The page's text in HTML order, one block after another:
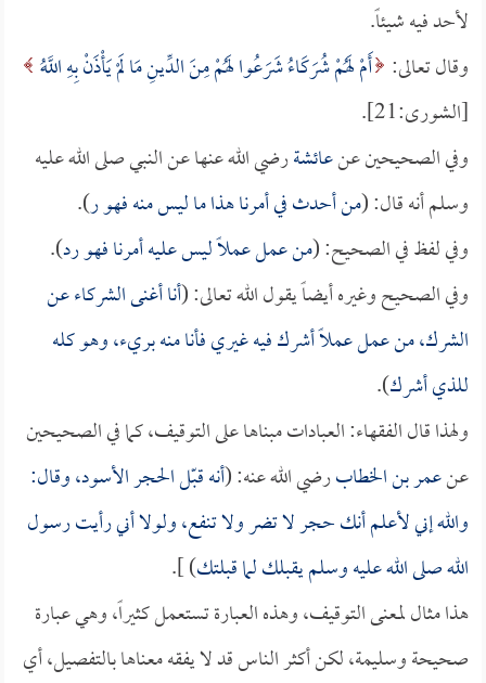
لأحد فيه شيئاً.
وقال تعالى: أَمْ لَهُمْ شُرَكَاءُ شَرَعُوا لَهُمْ مِنَ الدِّينِ مَا لَمْ يَأْذَنْ بِهِ اللَّهُ
[الشورى:21].
وفي الصحيحين عنعائشةرضي الله عنها عن النبي صلى الله عليه
وسلم أنه قال: (من أحدث في أمرنا هذا ما ليس منه فهو ر).
وفي لفظ في الصحيح: (من عمل عملاً ليس عليه أمرنا فهو رد).
وفي الصحيح وغيره أيضاً يقول الله تعالى: (أنا أغنى الشركاء عن
الشرك، من عمل عملاً أشرك فيه غيري فأنا منه بريء، وهو كله
للذي أشرك).
ولهذا قال الفقهاء: العبادات مبناها على التوقيف، كما في الصحيحين
عنعمر بن الخطابرضي الله عنه: (أنه قبّل الحجر الأسود، وقال:
والله إني لأعلم أنك حجر لا تضر ولا تنفع، ولولا أني رأيت رسول
الله صلى الله عليه وسلم يقبلك لما قبلتك) ].
هذا مثال لمعنى التوقيف، وهذه العبارة تستعمل كثيراً، وهي عبارة
صحيحة وسليمة، لكن أكثر الناس قد لا يفقه معناها بالتفصيل، أي